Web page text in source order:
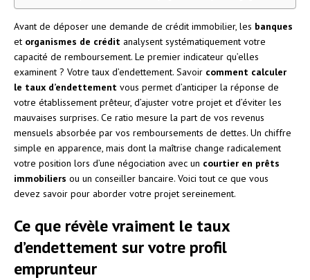
Avant de déposer une demande de crédit immobilier, les banques
et organismes de crédit analysent systématiquement votre
capacité de remboursement. Le premier indicateur qu’elles
examinent ? Votre taux d’endettement. Savoir comment calculer
le taux d’endettement vous permet d’anticiper la réponse de
votre établissement prêteur, d’ajuster votre projet et d’éviter les
mauvaises surprises. Ce ratio mesure la part de vos revenus
mensuels absorbée par vos remboursements de dettes. Un chiffre
simple en apparence, mais dont la maîtrise change radicalement
votre position lors d’une négociation avec un courtier en prêts
immobiliers ou un conseiller bancaire. Voici tout ce que vous
devez savoir pour aborder votre projet sereinement.
Ce que révèle vraiment le taux
d’endettement sur votre profil
emprunteur